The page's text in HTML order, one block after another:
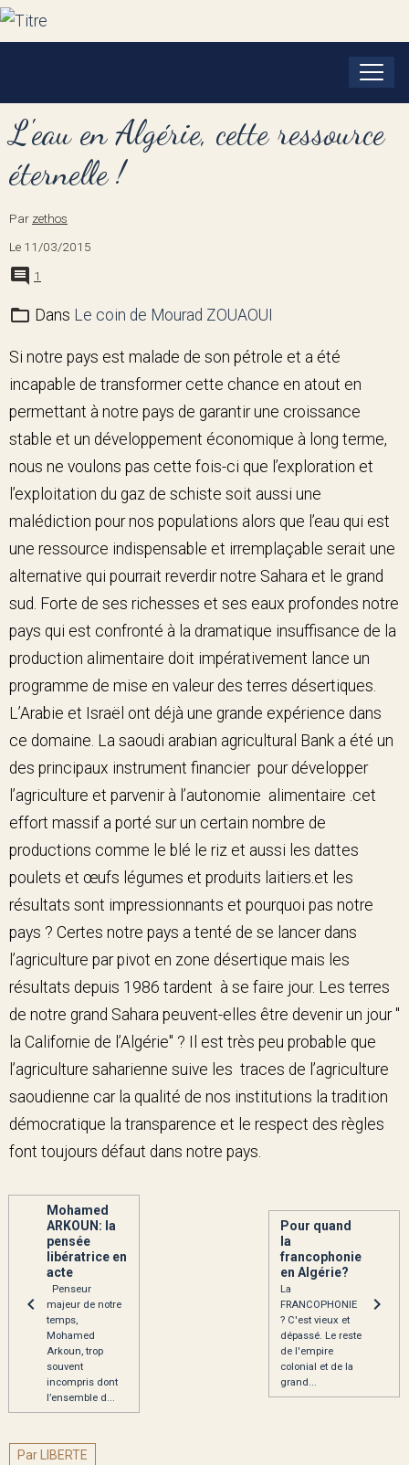
L'eau en Algérie, cette ressource
éternelle !
Par zethos
Le 11/03/2015
1
Dans Le coin de Mourad ZOUAOUI
Si notre pays est malade de son pétrole et a été
incapable de transformer cette chance en atout en
permettant à notre pays de garantir une croissance
stable et un développement économique à long terme,
nous ne voulons pas cette fois-ci que l’exploration et
l’exploitation du gaz de schiste soit aussi une
malédiction pour nos populations alors que l’eau qui est
une ressource indispensable et irremplaçable serait une
alternative qui pourrait reverdir notre Sahara et le grand
sud. Forte de ses richesses et ses eaux profondes notre
pays qui est confronté à la dramatique insuffisance de la
production alimentaire doit impérativement lance un
programme de mise en valeur des terres désertiques.
L’Arabie et Israël ont déjà une grande expérience dans
ce domaine. La saoudi arabian agricultural Bank a été un
des principaux instrument financier pour développer
l’agriculture et parvenir à l’autonomie alimentaire .cet
effort massif a porté sur un certain nombre de
productions comme le blé le riz et aussi les dattes
poulets et œufs légumes et produits laitiers.et les
résultats sont impressionnants et pourquoi pas notre
pays ? Certes notre pays a tenté de se lancer dans
l’agriculture par pivot en zone désertique mais les
résultats depuis 1986 tardent à se faire jour. Les terres
de notre grand Sahara peuvent-elles être devenir un jour "
la Californie de l’Algérie" ? Il est très peu probable que
l’agriculture saharienne suive les traces de l’agriculture
saoudienne car la qualité de nos institutions la tradition
démocratique la transparence et le respect des règles
font toujours défaut dans notre pays.
Mohamed
ARKOUN: la
pensée
libératrice en
acte
Penseur
majeur de notre
temps,
Mohamed
Arkoun, trop
souvent
incompris dont
l’ensemble d...
Pour quand
la
francophonie
en Algérie?
La
FRANCOPHONIE
? C'est vieux et
dépassé. Le reste
de l'empire
colonial et de la
grand...
Par LIBERTE